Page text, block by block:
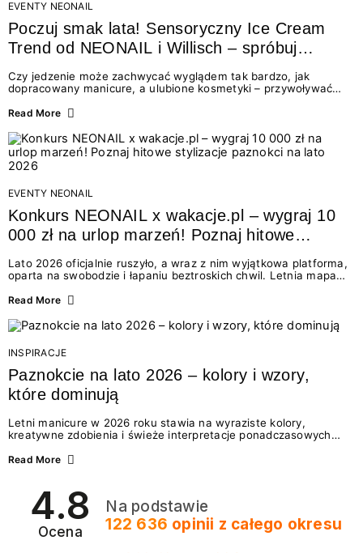
EVENTY NEONAIL
Poczuj smak lata! Sensoryczny Ice Cream
Trend od NEONAIL i Willisch – spróbuj
nowych lodów i odbierz prezent!
Czy jedzenie może zachwycać wyglądem tak bardzo, jak
dopracowany manicure, a ulubione kosmetyki – przywoływać
świata beauty i oszałamiających deserów to coś więcej niż
zmysłami: przez soczysty kolor, aksamitną teksturę,
orzeźwiający zapach i słodki akcent na podniebieniu. Tego lata
NEONAIL łączy siły z marką Willisch, tworząc unikalny projekt
na styku jedzenia i piękna....
Read More
EVENTY NEONAIL
Konkurs NEONAIL x wakacje.pl – wygraj 10
000 zł na urlop marzeń! Poznaj hitowe
Lato 2026 oficjalnie ruszyło, a wraz z nim wyjątkowa platforma,
oparta na swobodzie i łapaniu beztroskich chwil. Letnia mapa
doświadczenia wakacji – od spontanicznych wyjazdów, przez
Motywem przewodnim jest eksplorowanie i kolekcjonowanie
letnich momentów. Z tej okazji przygotowaliśmy coś absolutnie
wyjątkowego: wielki konkurs z wakacje.pl oraz dawkę
najgorętszych trendów w...
Read More
INSPIRACJE
Paznokcie na lato 2026 – kolory i wzory,
które dominują
Letni manicure w 2026 roku stawia na wyraziste kolory,
kreatywne zdobienia i świeże interpretacje ponadczasowych
zarówno energetycznych odcieni inspirowanych wakacjami, jak
2026? Znajdź inspirację dla swojego manicure!
Read More
4.8
Ocena
Na podstawie
122 636 opinii z całego okresu